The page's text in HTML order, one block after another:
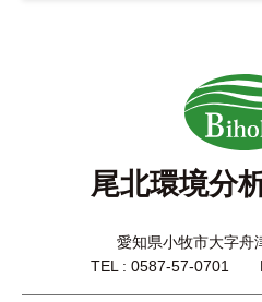
尾北環境分
愛知県小牧市大字舟
TEL : 0587-57-0701